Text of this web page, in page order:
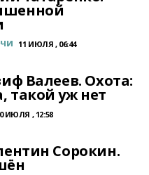
11 ИЮЛЯ , 06:44
Валеев. Охота:
такой уж нет
ИЮЛЯ , 12:58
Сорокин.